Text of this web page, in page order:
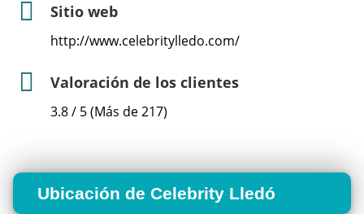
Sitio web
http://www.celebritylledo.com/
Valoración de los clientes
3.8 / 5 (Más de 217)
Ubicación de Celebrity Lledó